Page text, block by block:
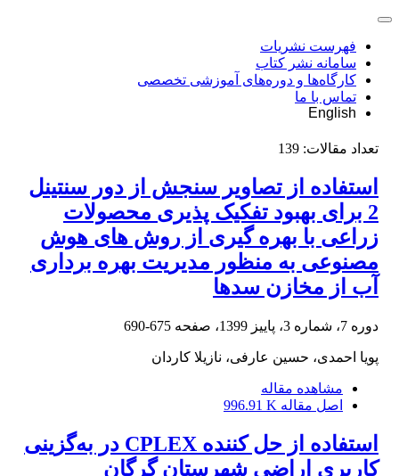
فهرست نشریات
سامانه نشر کتاب
کارگاه‌ها و دوره‌های آموزشی تخصصی
تماس با ما
English
تعداد مقالات: 139
استفاده از تصاویر سنجش از دور سنتینل
2 برای بهبود تفکیک‏ پذیری محصولات
زراعی با بهره ‏گیری از روش‏ های هوش
مصنوعی به‏ منظور مدیریت بهره ‏برداری
آب از مخازن سدها
دوره 7، شماره 3، پاییز 1399، صفحه 675-690
پویا احمدی، حسین عارفی، نازیلا کاردان
مشاهده مقاله
اصل مقاله 996.91 K
استفاده از حل کننده CPLEX در به‌گزینی
کاربری اراضی شهرستان گرگان